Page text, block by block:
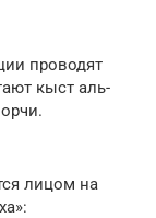
проводят
кыст аль-
лицом на